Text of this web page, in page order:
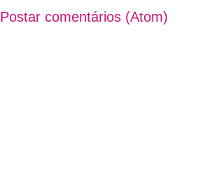
Postar comentários (Atom)